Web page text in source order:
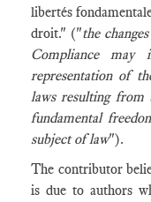
libertés
droit." ("the
Compliance
representation of
laws resulting from
fundamental
subject of law").
The contributor
is due to authors